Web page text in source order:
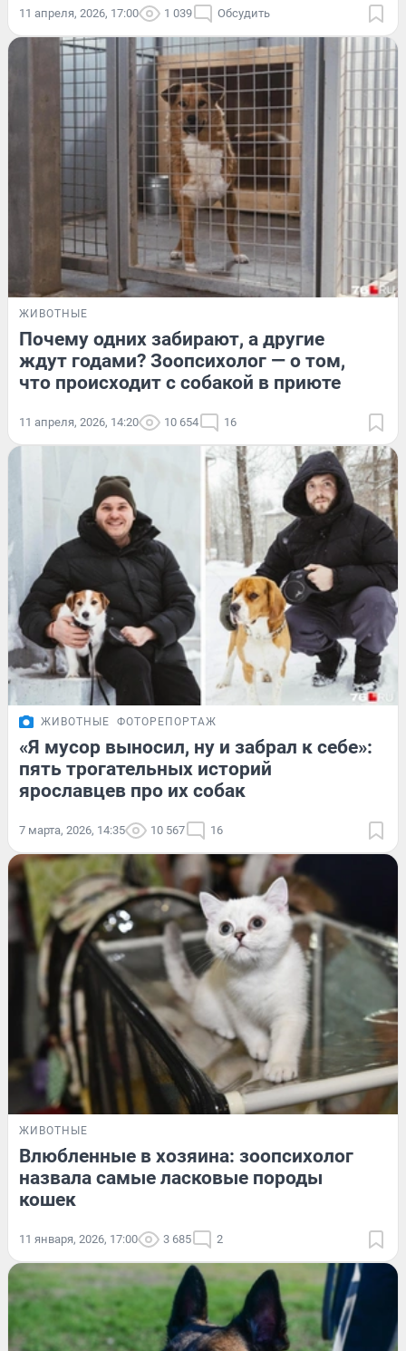
11 апреля, 2026, 17:00 1 039 Обсудить
ЖИВОТНЫЕ
Почему одних забирают, а другие
ждут годами? Зоопсихолог — о том,
что происходит с собакой в приюте
11 апреля, 2026, 14:20 10 654 16
ЖИВОТНЫЕ ФОТОРЕПОРТАЖ
«Я мусор выносил, ну и забрал к себе»:
пять трогательных историй
ярославцев про их собак
7 марта, 2026, 14:35 10 567 16
ЖИВОТНЫЕ
Влюбленные в хозяина: зоопсихолог
назвала самые ласковые породы
кошек
11 января, 2026, 17:00 3 685 2